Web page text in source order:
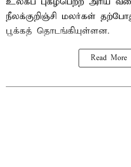
நீலக்குறிஞ்சி மலர்கள்
பூக்கத் தொடங்கியுள்ளன.
Read More